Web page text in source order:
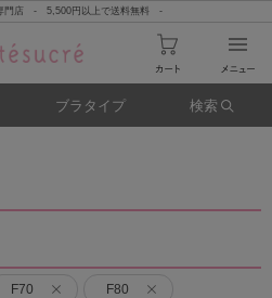
門店 - 5,500円以上で送料無料 -
ブラタイプ 検索
F70 F80